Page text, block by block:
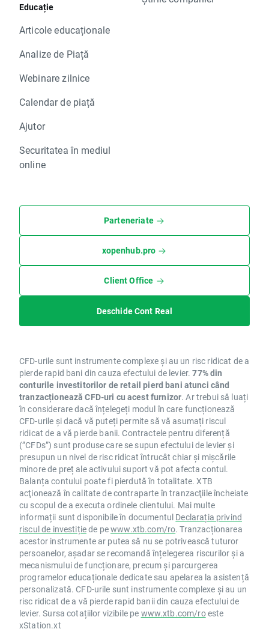
Educație
Articole educaționale
Analize de Piață
Webinare zilnice
Calendar de piață
Ajutor
Securitatea în mediul
online
Parteneriate
xopenhub.pro
Client Office
Deschide Cont Real
CFD-urile sunt instrumente complexe și au un risc ridicat de a
pierde rapid bani din cauza efectului de levier.77% din
conturile investitorilor de retail pierd bani atunci când
tranzacționează CFD-uri cu acest furnizor. Ar trebui să luați
în considerare dacă înțelegeți modul în care funcționează
CFD-urile și dacă vă puteți permite să vă asumați riscul
ridicat de a vă pierde banii. Contractele pentru diferență
(”CFDs”) sunt produse care se supun efectului de levier și
presupun un nivel de risc ridicat întrucât chiar și mișcările
minore de preț ale activului suport vă pot afecta contul.
Balanța contului poate fi pierdută în totalitate. XTB
acţionează în calitate de contraparte în tranzacţiile încheiate
cu scopul de a executa ordinele clientului. Mai multe
informații sunt disponibile în documentul Declarația privind
riscul de investițiede pewww.xtb.com/ro. Tranzacționarea
acestor instrumente ar putea să nu se potrivească tuturor
persoanelor, așadar se recomandă înțelegerea riscurilor și a
mecanismului de funcționare, precum și parcurgerea
programelor educaționale dedicate sau apelarea la asistență
personalizată. CFD-urile sunt instrumente complexe și au un
risc ridicat de a vă pierde rapid banii din cauza efectului de
levier. Sursa cotațiilor vizibile pe www.xtb.com/roeste
xStation.xt